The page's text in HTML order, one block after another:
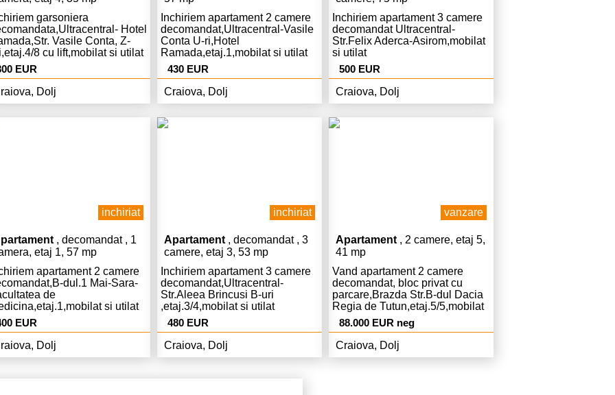
garsoniera
Hotel
Vasile Conta, Z-
8 cu lift,mobilat si utilat
,modern,Centrala
libera,pret.300 Euro
si 300 Euro
EUR
Dolj
Inchiriem apartament 2 camere
decomandat,Ultracentral-Vasile
Conta U-ri,Hotel
Ramada,etaj.1,mobilat si utilat
complet,modern,Centrala,AC,liber,curat,pret.430
Euro chiria si 430 Euro garantie.
430 EUR
Craiova, Dolj
Inchiriem apartament 3 camere
decomandat Ultracentral-
Str.Felix Aderca-Asirom,mobilat
si utilat
complet,modern,Centrala,AC,curat
,liber,chiria 500 Euro lunar si
500 garantie.
500 EUR
Craiova, Dolj
inchiriat
, decomandat , 1
etaj 1, 57 mp
apartament 2 camere
dul.1 Mai-Sara-
de
si utilat
modern,Centrala
Euro
si 400 Euro garantie.
EUR
Dolj
inchiriat
Apartament , decomandat , 3
camere, etaj 3, 53 mp
Inchiriem apartament 3 camere
decomandat,Ultracentral-
Str.Aleea Brincusi B-uri
,etaj.3/4,mobilat si utilat
complet,lux,Centrala,AC,liber,pret.480
Euro chiria si 480 Euro garantie
480 Euro.
480 EUR
Craiova, Dolj
vanzare
Apartament , 2 camere, etaj 5,
41 mp
Vand apartament 2 camere
decomandat, bloc privat cu
parcare,Brazda Str.B-dul Dacia
Regia de Tutun,etaj.5/5,mobilat
si utilat complet
,Centrala,liber,pret.88.000 Euro
negociabil.
88.000 EUR neg
Craiova, Dolj